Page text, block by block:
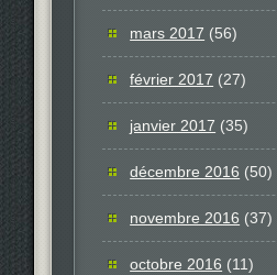
mars 2017 (56)
février 2017 (27)
janvier 2017 (35)
décembre 2016 (50)
novembre 2016 (37)
octobre 2016 (11)